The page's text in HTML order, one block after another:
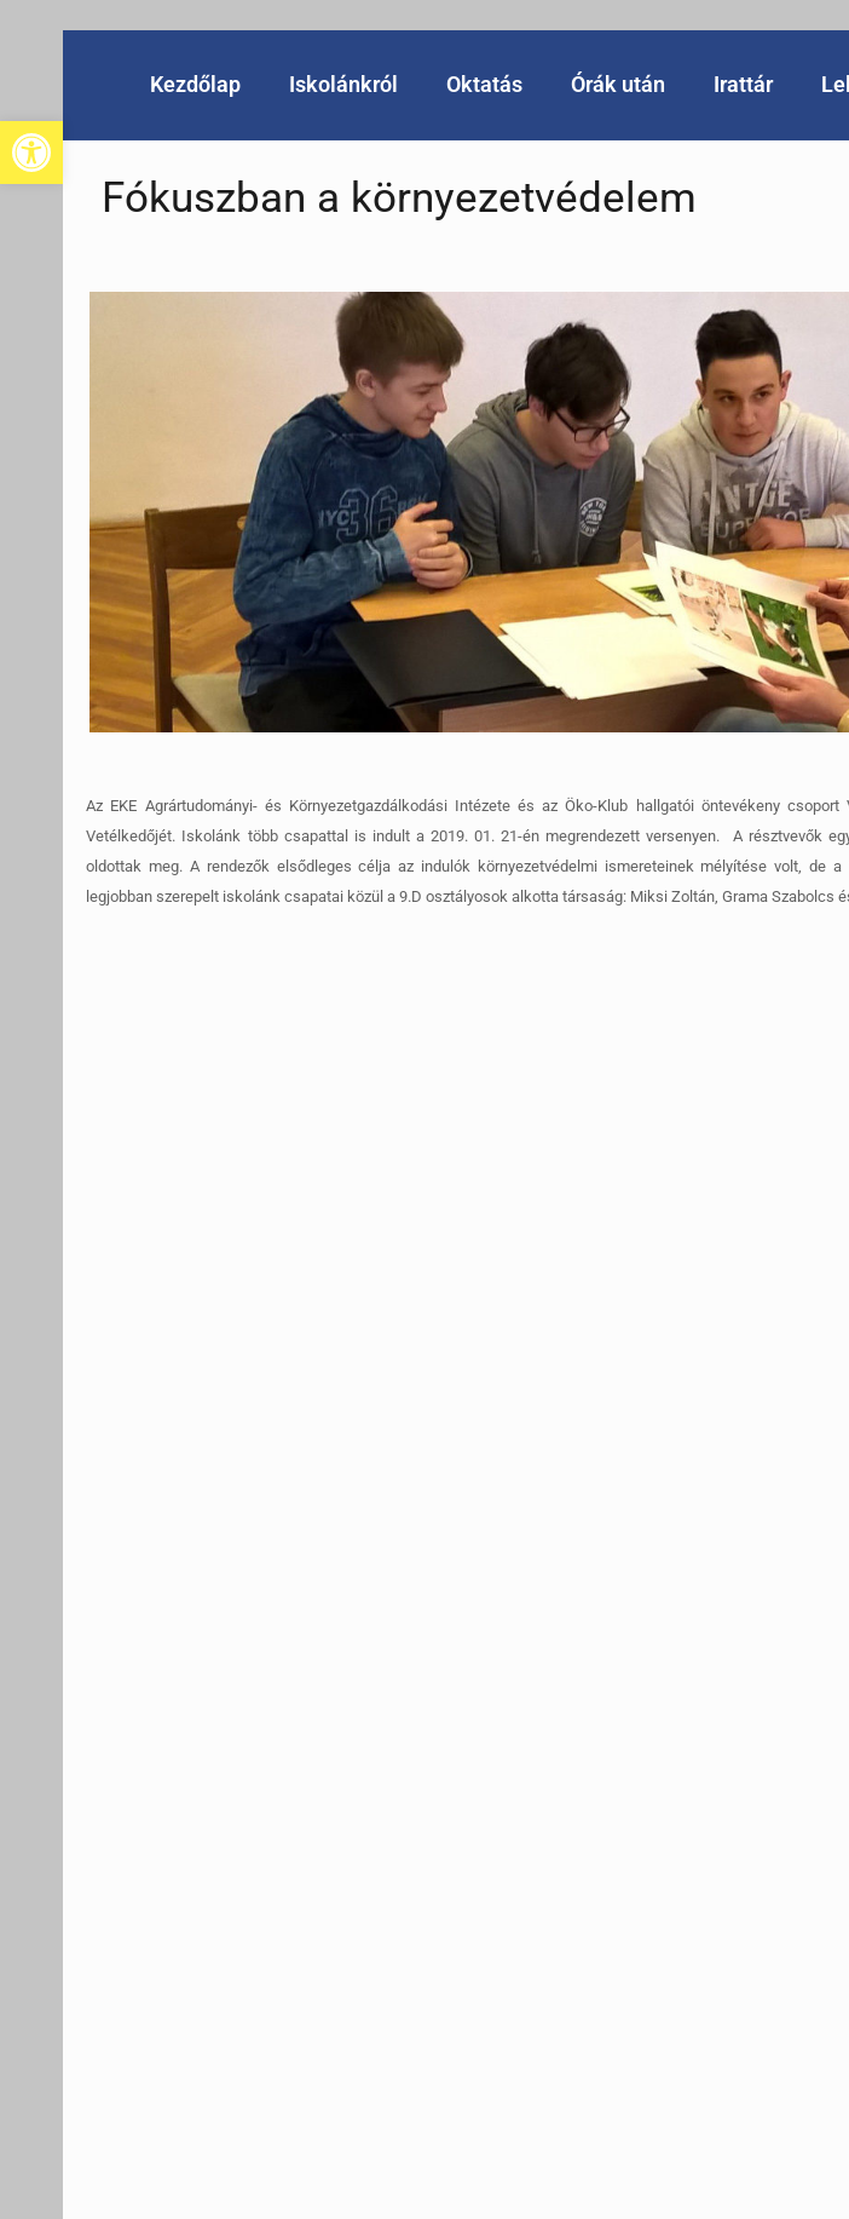
Eszköztár megnyitása
Kezdőlap Iskolánkról Oktatás Órák után Irattár
Fókuszban a környezetvédelem
Az EKE Agrártudományi- és Környezetgazdálkodási Intézete és az Öko-Klub hallgatói öntevékeny
Vetélkedőjét. Iskolánk több csapattal is indult a 2019. 01. 21-én megrendezett versenyen. A résztvevők
oldottak meg. A rendezők elsődleges célja az indulók környezetvédelmi ismereteinek mélyítése volt, de
legjobban szerepelt iskolánk csapatai közül a 9.D osztályosok alkotta társaság: Miksi Zoltán, Grama Szabolcs